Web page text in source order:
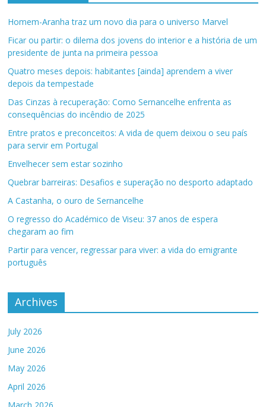
Homem-Aranha traz um novo dia para o universo Marvel
Ficar ou partir: o dilema dos jovens do interior e a história de um
presidente de junta na primeira pessoa
Quatro meses depois: habitantes [ainda] aprendem a viver
depois da tempestade
Das Cinzas à recuperação: Como Sernancelhe enfrenta as
consequências do incêndio de 2025
Entre pratos e preconceitos: A vida de quem deixou o seu país
para servir em Portugal
Envelhecer sem estar sozinho
Quebrar barreiras: Desafios e superação no desporto adaptado
A Castanha, o ouro de Sernancelhe
O regresso do Académico de Viseu: 37 anos de espera
chegaram ao fim
Partir para vencer, regressar para viver: a vida do emigrante
português
Archives
July 2026
June 2026
May 2026
April 2026